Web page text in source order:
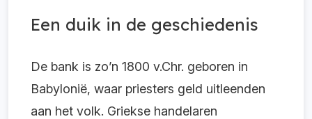
Een duik in de geschiedenis
De bank is zo’n 1800 v.Chr. geboren in
Babylonië, waar priesters geld uitleenden
aan het volk. Griekse handelaren